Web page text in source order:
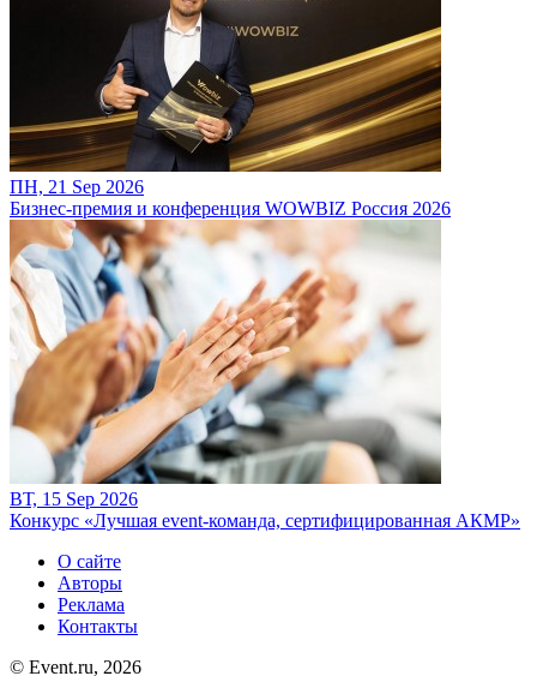
ПН, 21 Sep 2026
Бизнес-премия и конференция WOWBIZ Россия 2026
ВТ, 15 Sep 2026
Конкурс «Лучшая event-команда, сертифицированная АКМР»
О сайте
Авторы
Реклама
Контакты
© Event.ru, 2026